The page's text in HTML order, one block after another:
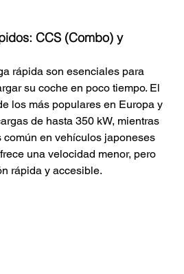
CCS (Combo) y
rápida son esenciales para
su coche en poco tiempo. El
los más populares en Europa y
de hasta 350 kW, mientras
común en vehículos japoneses
una velocidad menor, pero
rápida y accesible.